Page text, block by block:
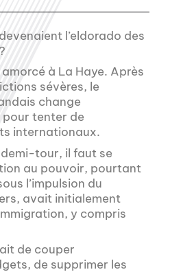
l’eldorado des
à La Haye. Après
sévères, le
change
tenter de
internationaux.
tour, il faut se
au pouvoir, pourtant
l’impulsion du
avait initialement
y compris
de couper
de supprimer les